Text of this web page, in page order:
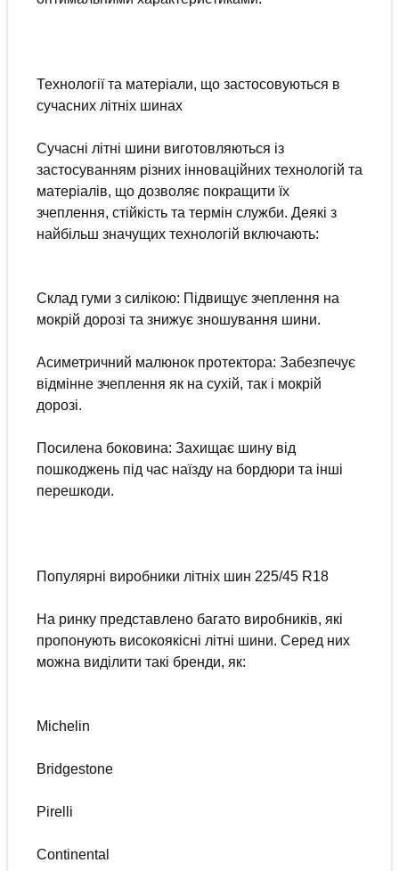
Технології та матеріали, що застосовуються в
сучасних літніх шинах
Сучасні літні шини виготовляються із
застосуванням різних інноваційних технологій та
матеріалів, що дозволяє покращити їх
зчеплення, стійкість та термін служби. Деякі з
найбільш значущих технологій включають:
Склад гуми з силікою: Підвищує зчеплення на
мокрій дорозі та знижує зношування шини.
Асиметричний малюнок протектора: Забезпечує
відмінне зчеплення як на сухій, так і мокрій
дорозі.
Посилена боковина: Захищає шину від
пошкоджень під час наїзду на бордюри та інші
перешкоди.
Популярні виробники літніх шин 225/45 R18
На ринку представлено багато виробників, які
пропонують високоякісні літні шини. Серед них
можна виділити такі бренди, як:
Michelin
Bridgestone
Pirelli
Continental